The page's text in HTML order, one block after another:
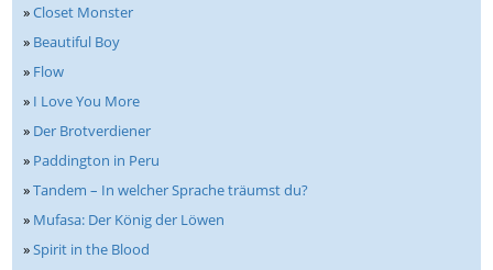
»Closet Monster
» Beautiful Boy
» Flow
» I Love You More
» Der Brotverdiener
» Paddington in Peru
»Tandem – In welcher Sprache träumst du?
» Mufasa: Der König der Löwen
»Spirit in the Blood